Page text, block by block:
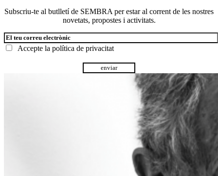
Subscriu-te al butlletí de SEMBRA per estar al corrent de les nostres
novetats, propostes i activitats.
Accepte la política de privacitat